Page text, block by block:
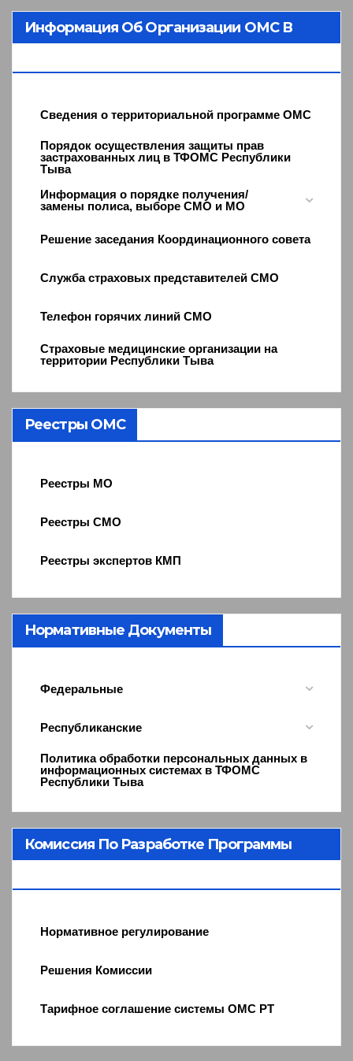
Информация Об Организации ОМС В
Сведения о территориальной программе ОМС
Порядок осуществления защиты прав
застрахованных лиц в ТФОМС Республики
Тыва
Информация о порядке получения/
замены полиса, выборе СМО и МО
Решение заседания Координационного совета
Служба страховых представителей СМО
Телефон горячих линий СМО
Страховые медицинские организации на
территории Республики Тыва
Реестры ОМС
Реестры МО
Реестры СМО
Реестры экспертов КМП
Нормативные Документы
Федеральные
Республиканские
Политика обработки персональных данных в
информационных системах в ТФОМС
Республики Тыва
Комиссия По Разработке Программы
Нормативное регулирование
Решения Комиссии
Тарифное соглашение системы ОМС РТ